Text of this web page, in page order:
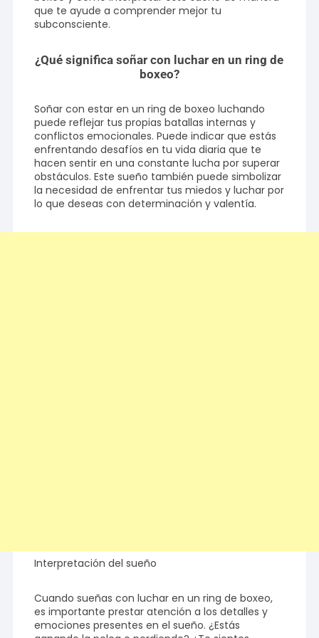
que te ayude a comprender mejor tu
subconsciente.
¿Qué significa soñar con luchar en un ring de
boxeo?
Soñar con estar en un ring de boxeo luchando
puede reflejar tus propias batallas internas y
conflictos emocionales. Puede indicar que estás
enfrentando desafíos en tu vida diaria que te
hacen sentir en una constante lucha por superar
obstáculos. Este sueño también puede simbolizar
la necesidad de enfrentar tus miedos y luchar por
lo que deseas con determinación y valentía.
Interpretación del sueño
Cuando sueñas con luchar en un ring de boxeo,
es importante prestar atención a los detalles y
emociones presentes en el sueño. ¿Estás